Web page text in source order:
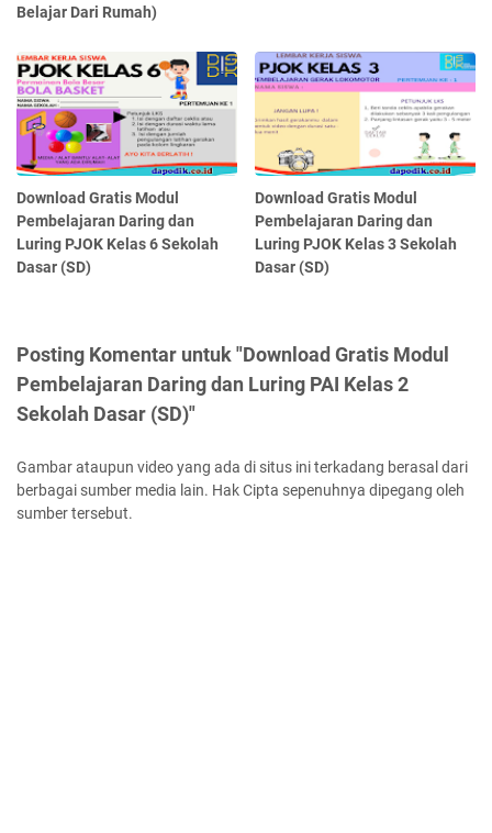
Belajar Dari Rumah)
Download Gratis Modul
Pembelajaran Daring dan
Luring PJOK Kelas 6 Sekolah
Dasar (SD)
Download Gratis Modul
Pembelajaran Daring dan
Luring PJOK Kelas 3 Sekolah
Dasar (SD)
Posting Komentar untuk "Download Gratis Modul
Pembelajaran Daring dan Luring PAI Kelas 2
Sekolah Dasar (SD)"
Gambar ataupun video yang ada di situs ini terkadang berasal dari
berbagai sumber media lain. Hak Cipta sepenuhnya dipegang oleh
sumber tersebut.